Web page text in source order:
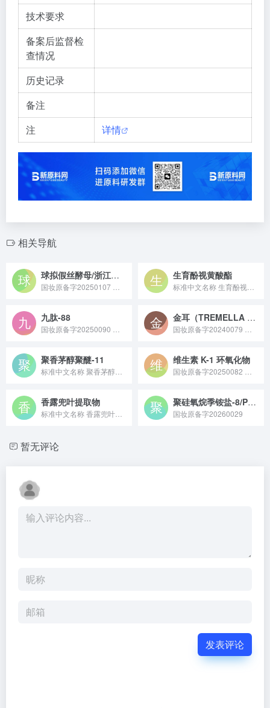
技术要求
备案后监督检
查情况
历史记录
备注
注
详情
相关导航
球拟假丝酵母/浙江红山茶（CAMELLIA CHEKIANGOLEOSA）籽油发酵产物 生育酚视黄酸酯
九肽-88 金耳（TREMELLA AURANTIALBA）子实体提取物
聚香茅醇聚醚-11 维生素 K-1 环氧化物
香露兜叶提取物 聚硅氧烷季铵盐-8/PEG-10聚二甲基硅氧烷/氨基聚二甲基硅氧烷共聚物
国妆原备字20260029
暂无评论
发表评论